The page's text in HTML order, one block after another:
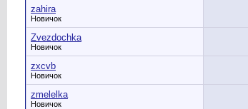
zahira
Новичок
Zvezdochka
Новичок
zxcvb
Новичок
zmelelka
Новичок